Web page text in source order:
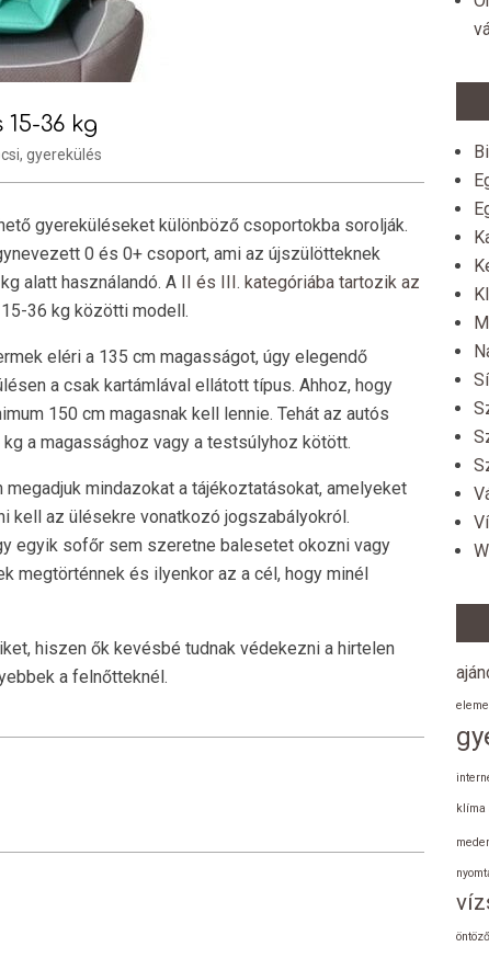
36 kg
, gyerekülés
gyereküléseket különböző csoportokba sorolják.
0 és 0+ csoport, ami az újszülötteknek
alatt használandó. A II és III. kategóriába tartozik az
15-36 kg közötti modell.
eléri a 135 cm magasságot, úgy elegendő
a csak kartámlával ellátott típus. Ahhoz, hogy
150 cm magasnak kell lennie. Tehát az autós
a magassághoz vagy a testsúlyhoz kötött.
megadjuk mindazokat a tájékoztatásokat, amelyeket
kell az ülésekre vonatkozó jogszabályokról.
egyik sofőr sem szeretne balesetet okozni vagy
megtörténnek és ilyenkor az a cél, hogy minél
hiszen ők kevésbé tudnak védekezni a hirtelen
a felnőtteknél.
klíma